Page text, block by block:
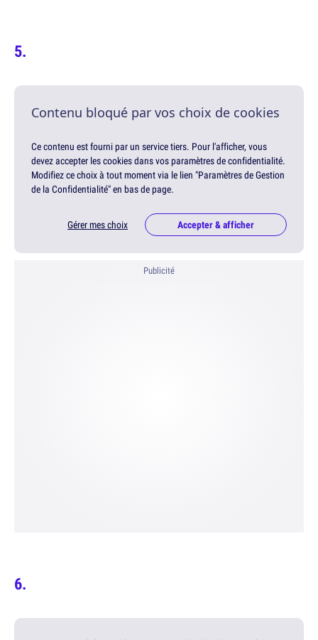
Contenu bloqué par vos choix de cookies
Ce contenu est fourni par un service tiers. Pour l'afficher, vous
devez accepter les cookies dans vos paramètres de confidentialité.
Modifiez ce choix à tout moment via le lien "Paramètres de Gestion
de la Confidentialité" en bas de page.
Gérer mes choix Accepter & afficher
Publicité